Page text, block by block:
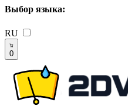
Выбор языка:
RU
0